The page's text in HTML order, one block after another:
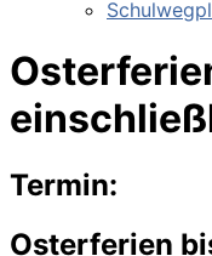
Termin:
Osterferien